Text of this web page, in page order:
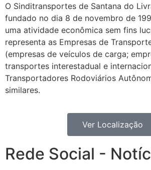
O Sinditransportes de Santana do
fundado no dia 8 de novembro de
uma atividade econômica sem fins
representa as Empresas de
(empresas de veículos de carga;
transportes interestadual e
Transportadores Rodoviários
similares.
Ver Localização
Rede Social -